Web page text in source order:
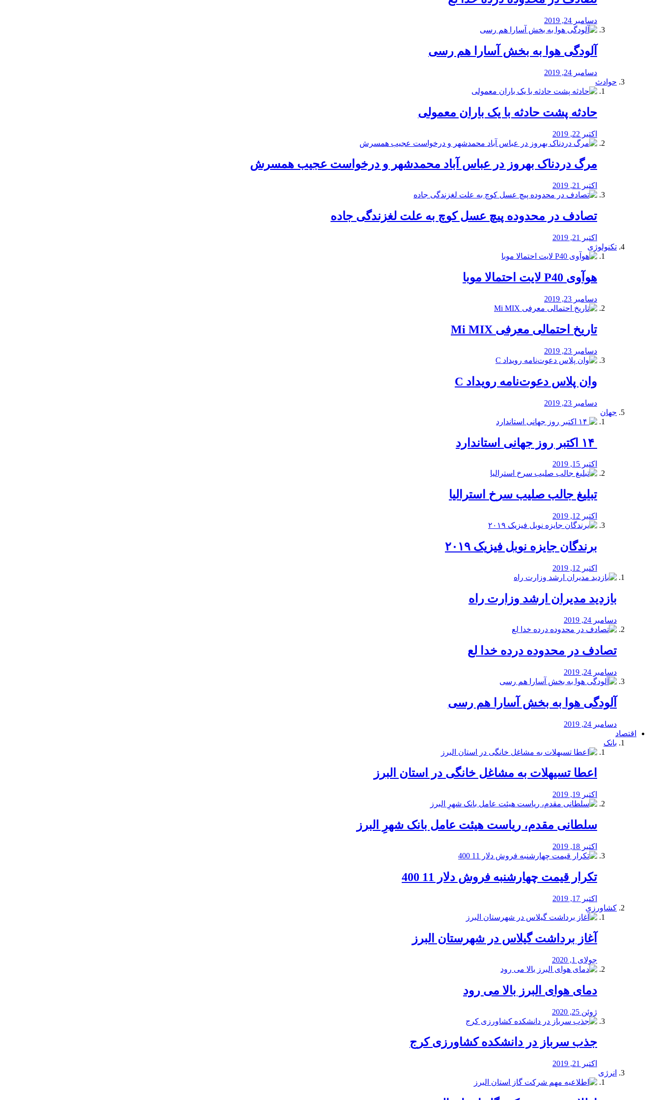
دسامبر 24, 2019
آلودگی هوا به بخش آسارا هم رسی
دسامبر 24, 2019
حوادث
️حادثه پشت حادثه با یک باران معمولی
اکتبر 22, 2019
مرگ دردناک بهروز در عباس آباد محمدشهر و درخواست عجیب همسرش
اکتبر 21, 2019
تصادف در محدوده پیچ عسل کوچ به علت لغزندگی جاده
اکتبر 21, 2019
تکنولوژی
هوآوی P40 لایت احتمالا موبا
دسامبر 23, 2019
تاریخ احتمالی معرفی Mi MIX
دسامبر 23, 2019
وان پلاس دعوت‌نامه رویداد C
دسامبر 23, 2019
جهان
اکتبر 15, 2019
تبلیغ جالب صلیب سرخ استرالیا
اکتبر 12, 2019
برندگان جایزه نوبل فیزیک ۲۰۱۹
اکتبر 12, 2019
بازدید مدیران ارشد وزارت راه
دسامبر 24, 2019
تصادف در محدوده درده خدا لع
دسامبر 24, 2019
آلودگی هوا به بخش آسارا هم رسی
دسامبر 24, 2019
اقتصاد
بانک
️اعطا تسیهلات به مشاغل خانگی در استان البرز
اکتبر 19, 2019
سلطانی مقدم، ریاست هیئت عامل بانک شهرِ البرز
اکتبر 18, 2019
تکرار قیمت چهارشنبه فروش دلار 11 400
اکتبر 17, 2019
کشاورزی
آغاز برداشت گیلاس در شهرستان البرز
جولای 1, 2020
دمای هوای البرز بالا می رود
ژوئن 25, 2020
جذب سرباز در دانشکده کشاورزی کرج
اکتبر 21, 2019
انرژی